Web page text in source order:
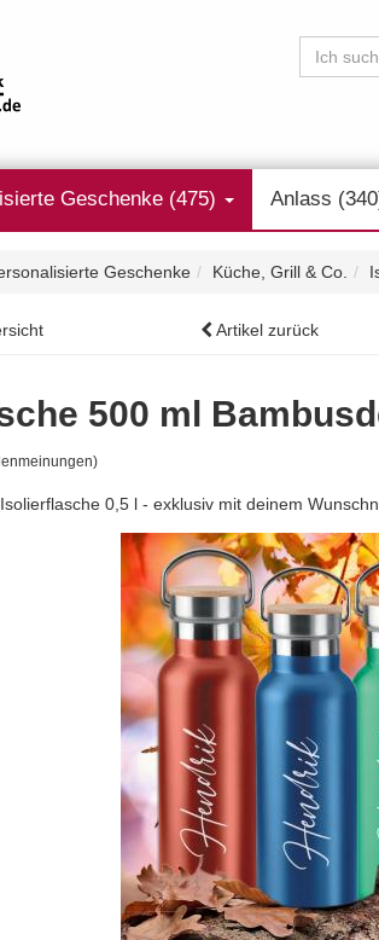
Geschenke (475) Anlass
Geschenke Küche, Grill & Co.
Artikel zurück
500 ml
0,5 l - exklusiv mit deinem